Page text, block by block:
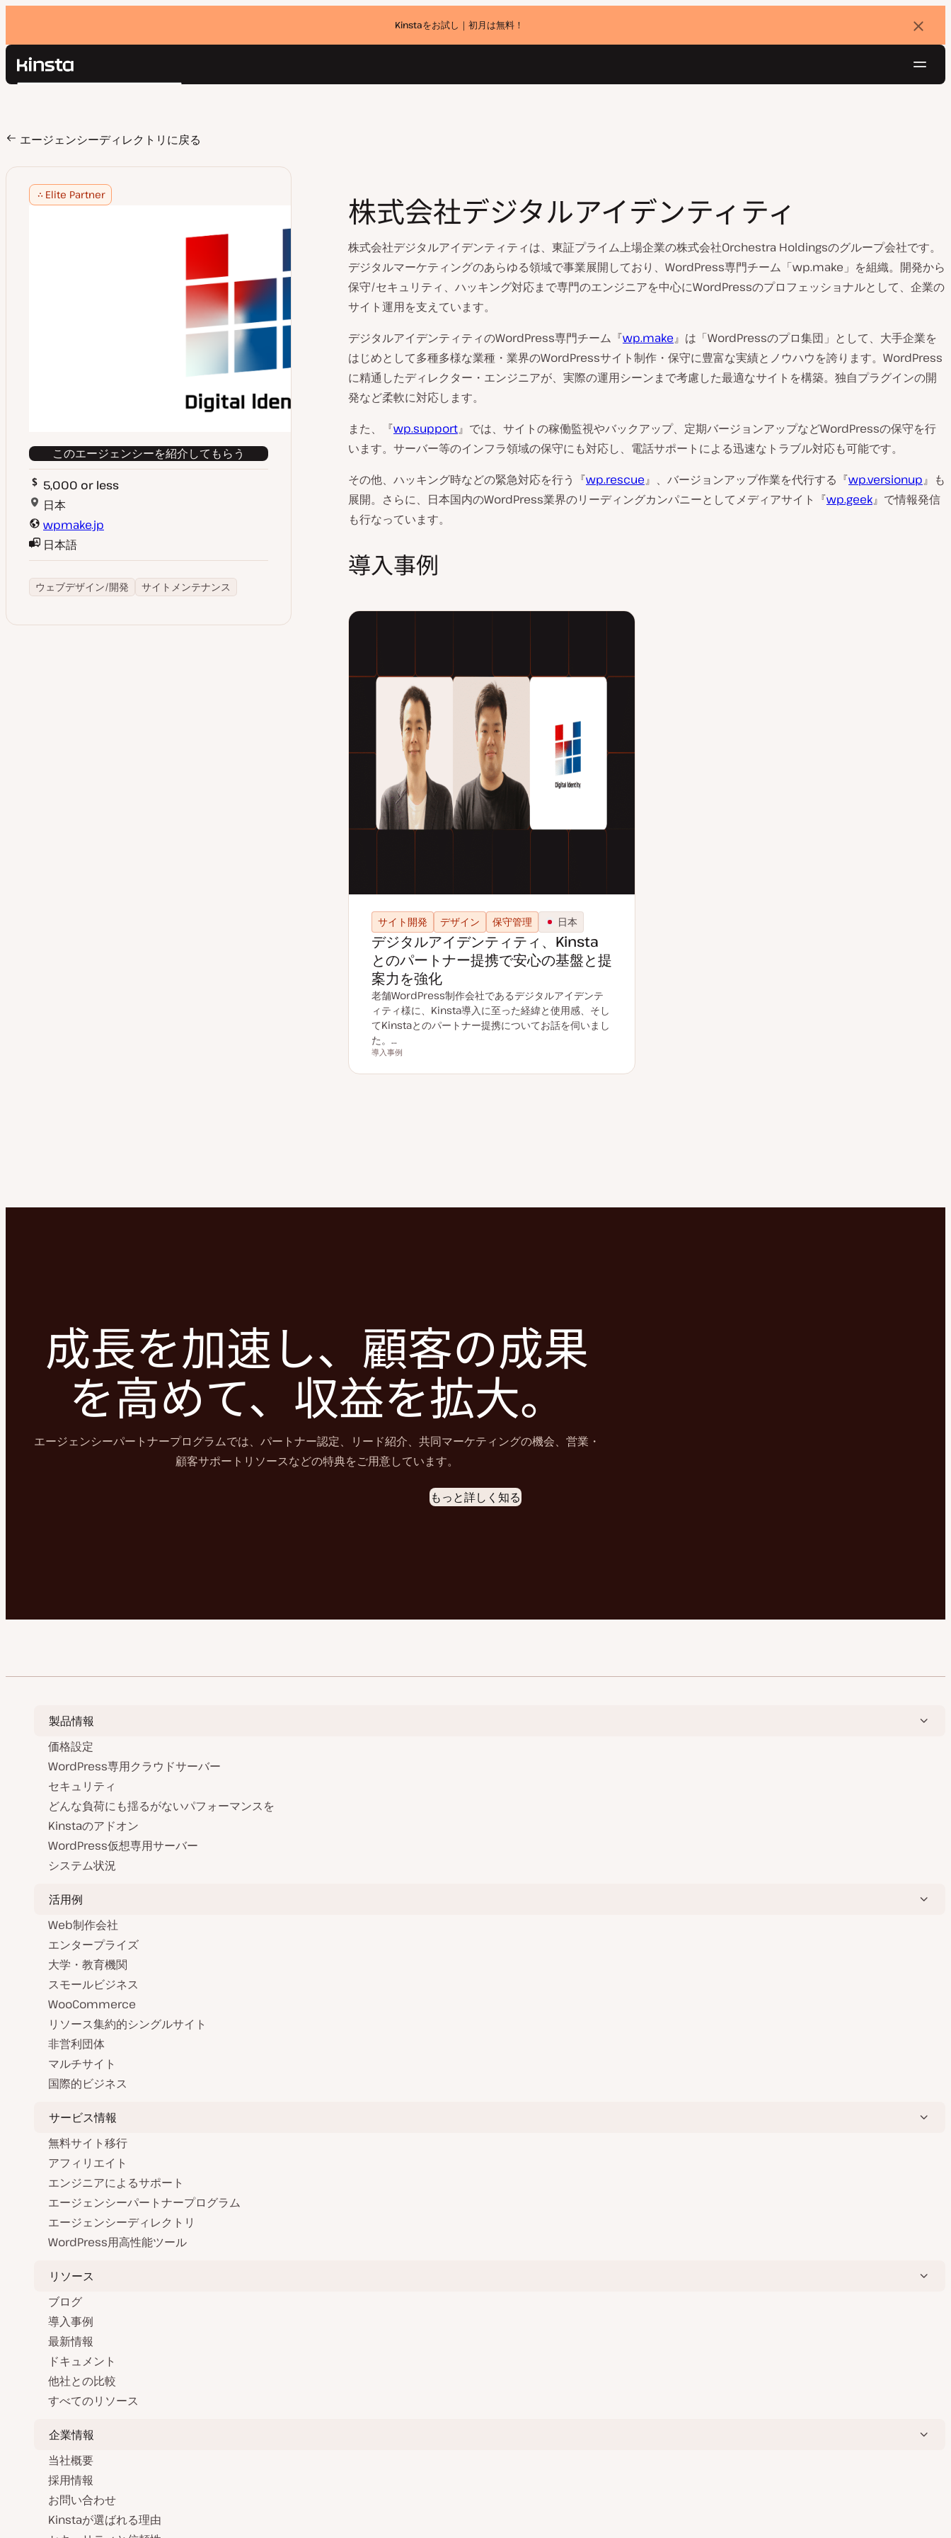
Kinstaをお試し｜初月は無料！
バ
ナ
を
Kinsta®
価格設定
お問い合わせ
検
エージェンシーディレクトリに戻る
Elite Partner
このエージェンシーを紹介してもらう
5,000 or less
日本
wpmake.jp
日本語
ウェブデザイン/開発 サイトメンテナンス
株式会社デジタルアイデンティティ
株式会社デジタルアイデンティティは、東証プライム上場企業の株式会社Orchestra Holdingsのグループ会社です。
デジタルマーケティングのあらゆる領域で事業展開しており、WordPress専門チーム「wp.make」を組織。開発から
保守/セキュリティ、ハッキング対応まで専門のエンジニアを中心にWordPressのプロフェッショナルとして、企業の
サイト運用を支えています。
デジタルアイデンティティのWordPress専門チーム『wp.make』は「WordPressのプロ集団」として、大手企業を
はじめとして多種多様な業種・業界のWordPressサイト制作・保守に豊富な実績とノウハウを誇ります。WordPress
に精通したディレクター・エンジニアが、実際の運用シーンまで考慮した最適なサイトを構築。独自プラグインの開
発など柔軟に対応します。
また、『wp.support』では、サイトの稼働監視やバックアップ、定期バージョンアップなどWordPressの保守を行
います。サーバー等のインフラ領域の保守にも対応し、電話サポートによる迅速なトラブル対応も可能です。
その他、ハッキング時などの緊急対応を行う『wp.rescue』、バージョンアップ作業を代行する『wp.versionup』も
展開。さらに、日本国内のWordPress業界のリーディングカンパニーとしてメディアサイト『wp.geek』で情報発信
も行なっています。
導入事例
サイト開発 デザイン 保守管理 日本
デジタルアイデンティティ、Kinsta
とのパートナー提携で安心の基盤と提
案力を強化
老舗WordPress制作会社であるデジタルアイデンテ
ィティ様に、Kinsta導入に至った経緯と使用感、そし
てKinstaとのパートナー提携についてお話を伺いまし
た。…
投稿タイプ
導入事例
成長を加速し、顧客の成果
を高めて、収益を拡大。
エージェンシーパートナープログラムでは、パートナー認定、リード紹介、共同マーケティングの機会、営業・
顧客サポートリソースなどの特典をご用意しています。
もっと詳しく知る
製品情報
価格設定
WordPress専用クラウドサーバー
セキュリティ
どんな負荷にも揺るがないパフォーマンスを
Kinstaのアドオン
WordPress仮想専用サーバー
システム状況
活用例
Web制作会社
エンタープライズ
大学・教育機関
スモールビジネス
WooCommerce
リソース集約的シングルサイト
非営利団体
マルチサイト
国際的ビジネス
サービス情報
無料サイト移行
アフィリエイト
エンジニアによるサポート
エージェンシーパートナープログラム
エージェンシーディレクトリ
WordPress用高性能ツール
リソース
ブログ
導入事例
最新情報
ドキュメント
他社との比較
すべてのリソース
企業情報
当社概要
採用情報
お問い合わせ
Kinstaが選ばれる理由